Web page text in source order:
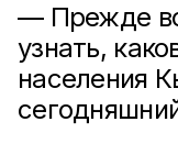
— Прежде
узнать,
населения